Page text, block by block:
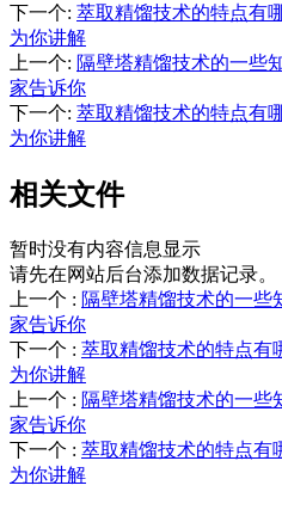
下一个: 萃取精馏技术的特点有
为你讲解
上一个: 隔壁塔精馏技术的一些
家告诉你
下一个: 萃取精馏技术的特点有
为你讲解
相关文件
暂时没有内容信息显示
请先在网站后台添加数据记录。
上一个 : 隔壁塔精馏技术的一些
家告诉你
下一个 : 萃取精馏技术的特点有
为你讲解
上一个 : 隔壁塔精馏技术的一些
家告诉你
下一个 : 萃取精馏技术的特点有
为你讲解